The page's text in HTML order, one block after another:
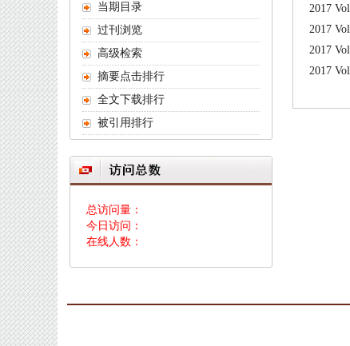
当期目录
过刊浏览
高级检索
摘要点击排行
全文下载排行
被引用排行
总访问量：
今日访问：
在线人数：
2017
2017
2017
2017